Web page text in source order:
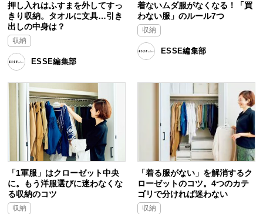
押し入れはふすまを外してすっ
きり収納。タオルに文具…引き
出しの中身は？
収納
ESSE編集部
着ないムダ服がなくなる！「買
わない服」のルール7つ
収納
ESSE編集部
「1軍服」はクローゼット中央
に。もう洋服選びに迷わなくな
る収納のコツ
収納
「着る服がない」を解消するク
ローゼットのコツ。4つのカテ
ゴリで分ければ迷わない
収納